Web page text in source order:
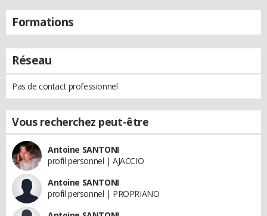
Formations
Réseau
Pas de contact professionnel
Vous recherchez peut-être
Antoine SANTONI
profil personnel | AJACCIO
Antoine SANTONI
profil personnel | PROPRIANO